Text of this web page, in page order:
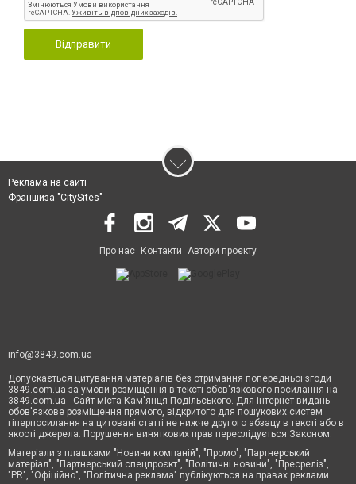
Відправити
Реклама на сайті
Франшиза "CitySites"
Про нас Контакти Автори проєкту
info@3849.com.ua
Допускається цитування матеріалів без отримання попередньої згоди
3849.com.ua за умови розміщення в тексті обов'язкового посилання на
3849.com.ua - Сайт міста Кам'янця-Подільського. Для інтернет-видань
обов'язкове розміщення прямого, відкритого для пошукових систем
гіперпосилання на цитовані статті не нижче другого абзацу в тексті або в
якості джерела. Порушення виняткових прав переслідується Законом.
Матеріали з плашками "Новини компаній", "Промо", "Партнерський
матеріал", "Партнерський спецпроєкт", "Політичні новини", "Пресреліз",
"PR", "Офіційно", "Політична реклама" публікуються на правах реклами.